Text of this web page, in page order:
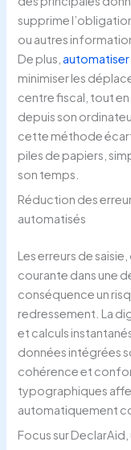
supprime
ou autres
De plus, automatiser
minimiser les
centre fiscal, tout
depuis son
cette méthode
piles de papiers,
son temps.
Réduction des
automatisés
Les erreurs de
courante dans une
conséquence un
redressement. La
et calculs
données intégrées
cohérence et
typographiques
automatiquement
Focus sur